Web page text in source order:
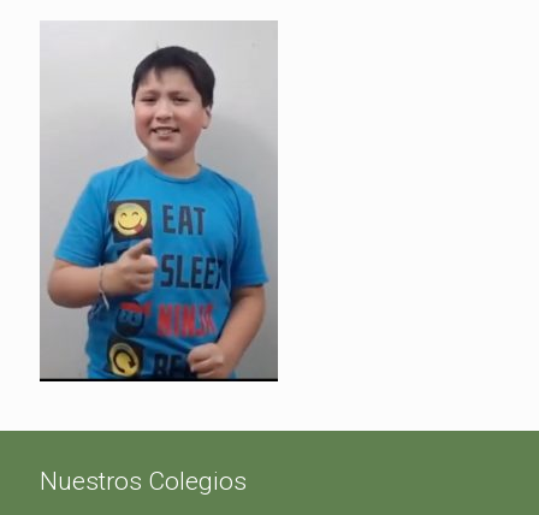
Nuestros Colegios